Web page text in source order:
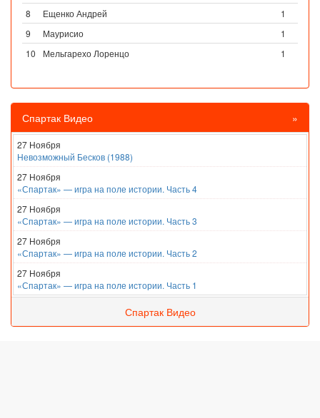
8
Ещенко Андрей
1
9
Маурисио
1
10
Мельгарехо Лоренцо 1
Спартак Видео »
27 Ноября
Невозможный Бесков (1988)
27 Ноября
«Спартак» — игра на поле истории. Часть 4
27 Ноября
«Спартак» — игра на поле истории. Часть 3
27 Ноября
«Спартак» — игра на поле истории. Часть 2
27 Ноября
«Спартак» — игра на поле истории. Часть 1
Спартак Видео